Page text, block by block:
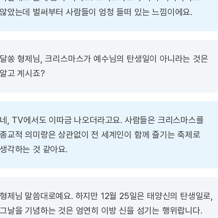
않았는데 벌써부터 사람들이 엄청 들떠 있는 느낌이에요.
달쏭 형제님, 크리스마스가 예수님의 탄생일이 아니라는 것은
알고 계시죠?
네, TV에서도 이따금 나오더라고요. 사람들은 크리스마스를
종교적 의미랑은 상관없이 전 세계인이 함께 즐기는 축제로
생각하는 것 같아요.
형제님 말씀대로예요. 하지만 12월 25일은 태양신의 탄생일로,
그날을 기념하는 것은 엄연히 이방 신을 섬기는 행위랍니다.